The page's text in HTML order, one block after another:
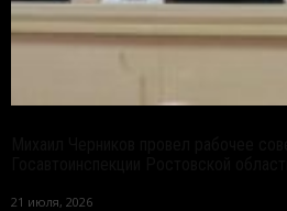
21 июля, 2026